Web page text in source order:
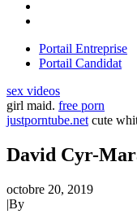
Portail Entreprise
Portail Candidat
sex videos
girl maid. free porn
justporntube.net cute
David Cyr-
octobre 20, 2019
|By